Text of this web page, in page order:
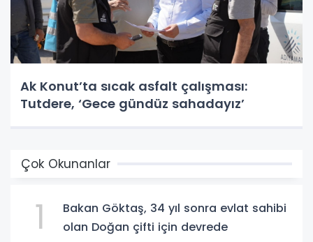
Ak Konut’ta sıcak asfalt çalışması:
Tutdere, ‘Gece gündüz sahadayız’
Çok Okunanlar
1
Bakan Göktaş, 34 yıl sonra evlat sahibi
olan Doğan çifti için devrede